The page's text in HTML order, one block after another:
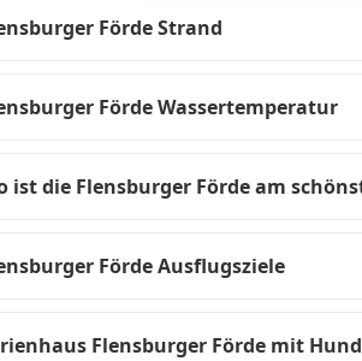
Förde Strand
Förde Wassertemperatur
ist die Flensburger Förde am
Förde Ausflugsziele
Flensburger Förde mit Hund